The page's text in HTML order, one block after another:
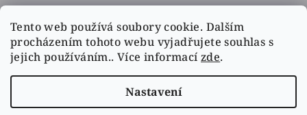
Tento web používá soubory cookie. Dalším
procházením tohoto webu vyjadřujete souhlas s
jejich používáním.. Více informací zde.
Nastavení
Facebook